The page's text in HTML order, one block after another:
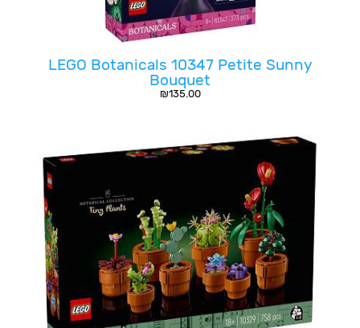
LEGO Botanicals 10347 Petite Sunny
Bouquet
₪135.00